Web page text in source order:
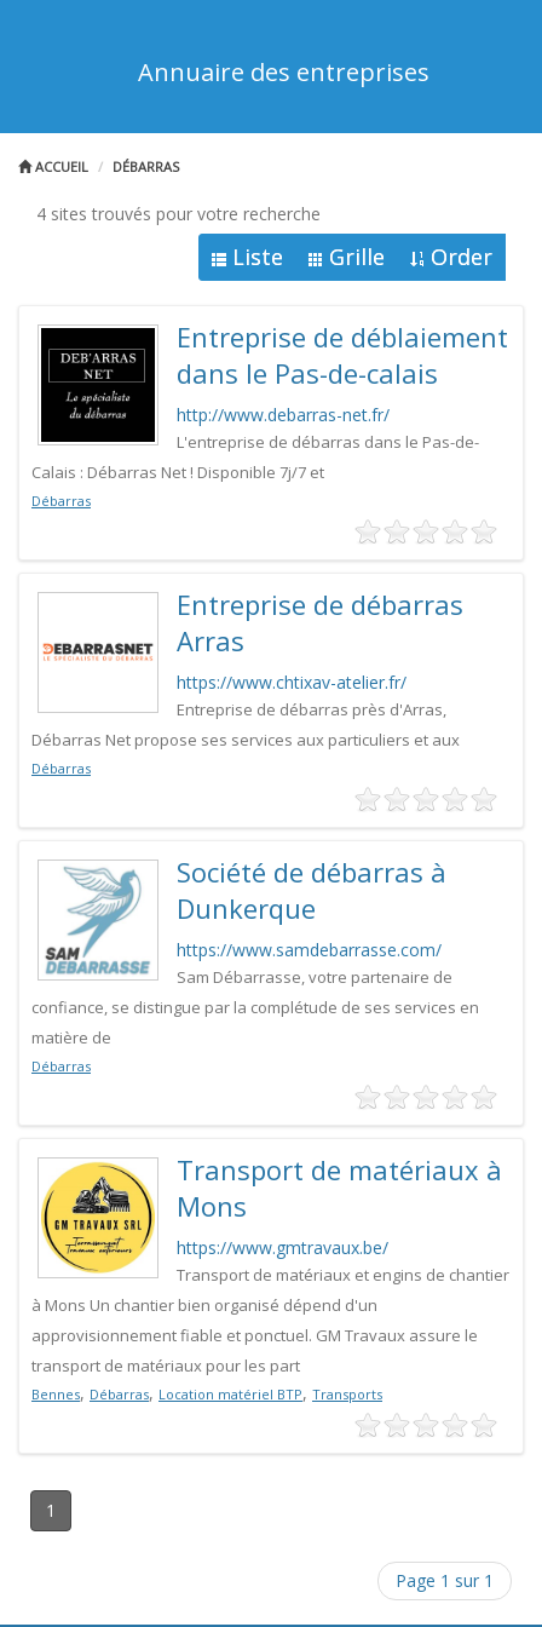
Annuaire des entreprises
ACCUEIL DÉBARRAS
4 sites trouvés pour votre recherche
Liste Grille Order
Entreprise de déblaiement
dans le Pas-de-calais
http://www.debarras-net.fr/
L'entreprise de débarras dans le Pas-de-
Calais : Débarras Net ! Disponible 7j/7 et
Débarras
Entreprise de débarras
Arras
https://www.chtixav-atelier.fr/
Entreprise de débarras près d'Arras,
Débarras Net propose ses services aux particuliers et aux
Débarras
Société de débarras à
Dunkerque
https://www.samdebarrasse.com/
Sam Débarrasse, votre partenaire de
confiance, se distingue par la complétude de ses services en
matière de
Débarras
Transport de matériaux à
Mons
https://www.gmtravaux.be/
Transport de matériaux et engins de chantier
à Mons Un chantier bien organisé dépend d'un
approvisionnement fiable et ponctuel. GM Travaux assure le
transport de matériaux pour les part
Bennes, Débarras, Location matériel BTP, Transports
1
Page 1 sur 1